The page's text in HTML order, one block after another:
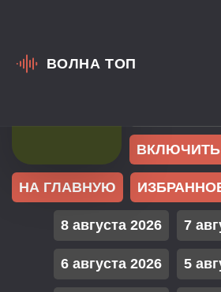
ВОЛНА ТОП
НА ГЛАВНУЮ
8 августа 2026 7
6 августа 2026 5